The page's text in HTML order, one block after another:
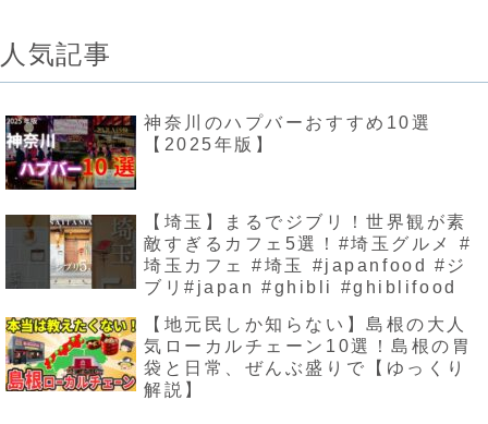
人気記事
神奈川のハプバーおすすめ10選
【2025年版】
【埼玉】まるでジブリ！世界観が素
敵すぎるカフェ5選！#埼玉グルメ #
埼玉カフェ #埼玉 #japanfood #ジ
ブリ#japan #ghibli #ghiblifood
【地元民しか知らない】島根の大人
気ローカルチェーン10選！島根の胃
袋と日常、ぜんぶ盛りで【ゆっくり
解説】